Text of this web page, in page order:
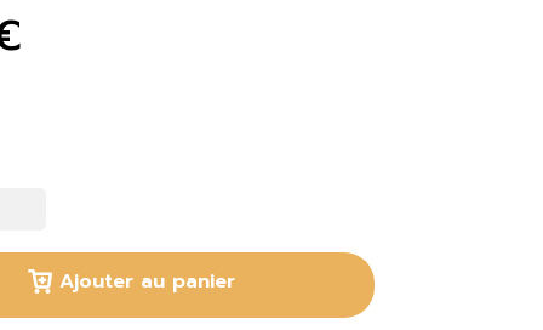
Ajouter au panier